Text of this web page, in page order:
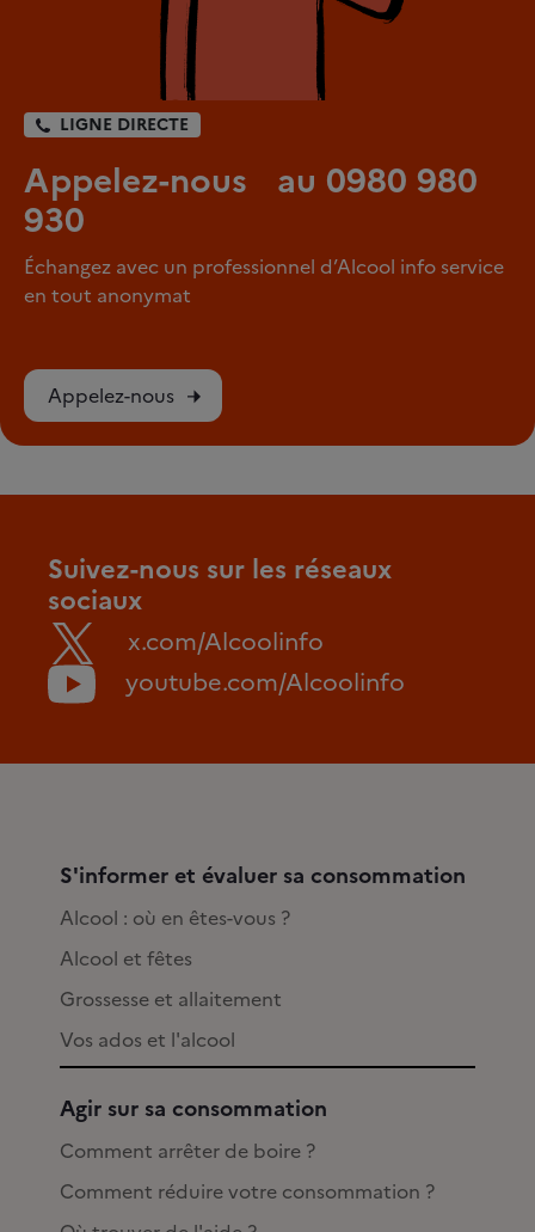
LIGNE DIRECTE
Appelez-nous au 0980 980
930
Échangez avec un professionnel d’Alcool info service
en tout anonymat
Appelez-nous
Suivez-nous sur les réseaux
sociaux
x.com/Alcoolinfo
youtube.com/Alcoolinfo
S'informer et évaluer sa consommation
Alcool : où en êtes-vous ?
Alcool et fêtes
Grossesse et allaitement
Vos ados et l'alcool
Agir sur sa consommation
Comment arrêter de boire ?
Comment réduire votre consommation ?